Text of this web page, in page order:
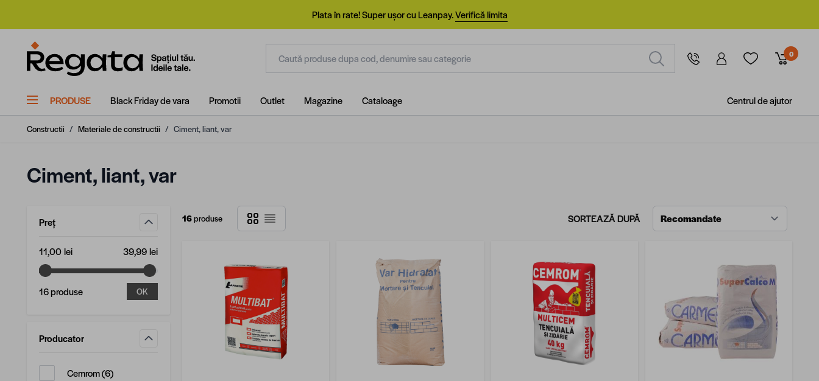
Plata în rate! Super ușor cu Leanpay.Verifică limita
0
PRODUSE Black Friday de vara Promotii Outlet Magazine Cataloage Centrul de ajutor
Constructii / Materiale de constructii / Ciment, liant, var
Ciment, liant, var
Preț
Valoare minimă
11,00 lei Valoare maximă
39,99 lei
16 produse OK
Producator
Cemrom(6produse disponibile
)
16produse Grilă
Listă SORTEAZĂ DUPĂ